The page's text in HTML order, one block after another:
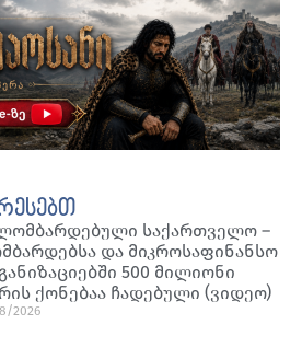
საქართველო –
და მიკროსაფინანსო
500 მილიონი
ქონებაა ჩადებული (ვიდეო)
2026